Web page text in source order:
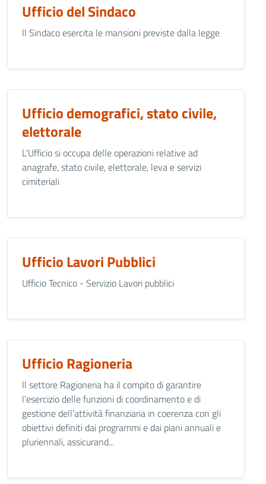
Ufficio del Sindaco
Il Sindaco esercita le mansioni previste dalla legge
Ufficio demografici, stato civile,
elettorale
L'Ufficio si occupa delle operazioni relative ad
anagrafe, stato civile, elettorale, leva e servizi
cimiteriali
Ufficio Lavori Pubblici
Ufficio Tecnico - Servizio Lavori pubblici
Ufficio Ragioneria
Il settore Ragioneria ha il compito di garantire
l’esercizio delle funzioni di coordinamento e di
gestione dell’attività finanziaria in coerenza con gli
obiettivi definiti dai programmi e dai piani annuali e
pluriennali, assicurand...